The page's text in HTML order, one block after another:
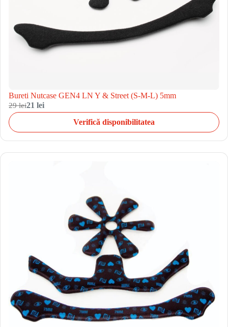
Bureti Nutcase GEN4 LN Y & Street (S-M-L) 5mm
29 lei21 lei
Verifică disponibilitatea